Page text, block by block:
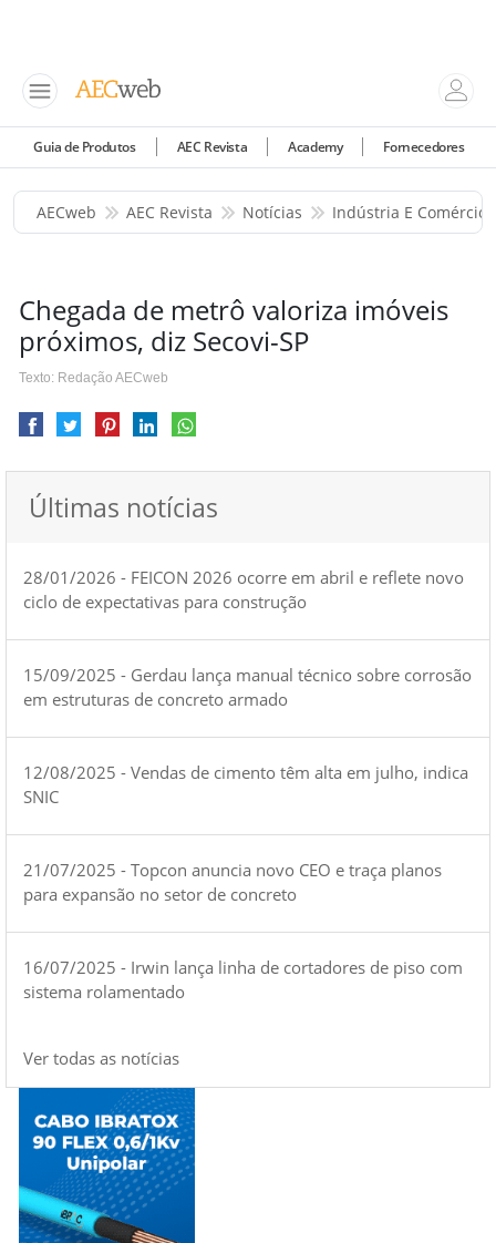
Guia de Produtos AEC Revista Academy Fornecedores
AECweb AEC Revista Notícias Indústria E Comércio
Chegada de metrô valoriza imóveis
próximos, diz Secovi-SP
Texto: Redação AECweb
Últimas notícias
28/01/2026 - FEICON 2026 ocorre em abril e reflete novo
ciclo de expectativas para construção
15/09/2025 - Gerdau lança manual técnico sobre corrosão
em estruturas de concreto armado
12/08/2025 - Vendas de cimento têm alta em julho, indica
SNIC
21/07/2025 - Topcon anuncia novo CEO e traça planos
para expansão no setor de concreto
16/07/2025 - Irwin lança linha de cortadores de piso com
sistema rolamentado
Ver todas as notícias